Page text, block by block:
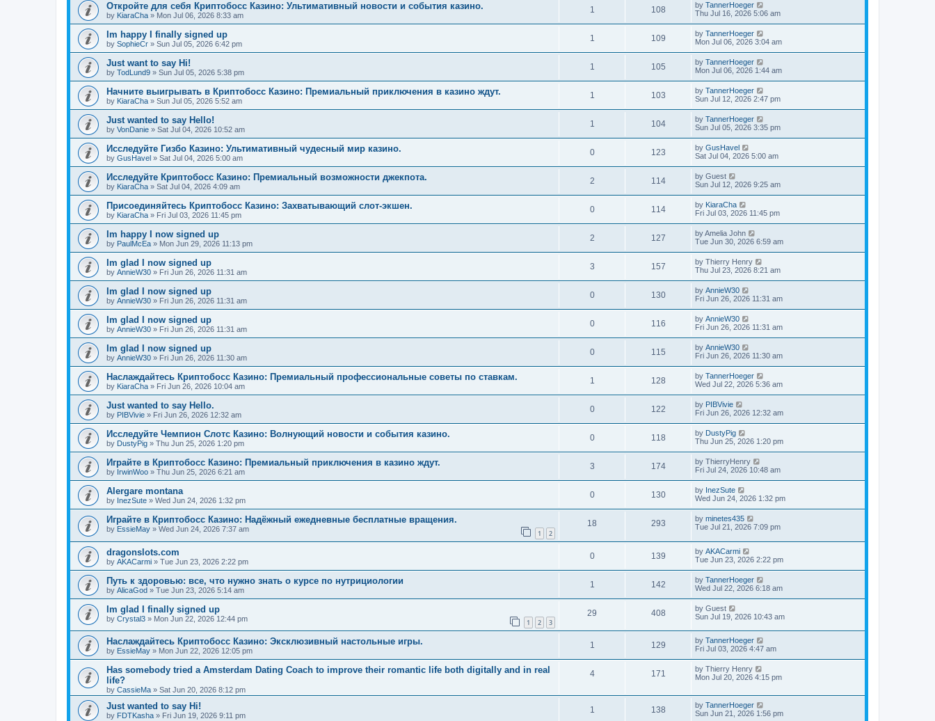
Откройте для себя Криптобосс Казино: Ультимативный новости и события казино.
by KiaraCha » Mon Jul 06, 2026 8:33 am
1 108 by TannerHoeger
Thu Jul 16, 2026 5:06 am
Im happy I finally signed up
by SophieCr » Sun Jul 05, 2026 6:42 pm
1 109 by TannerHoeger
Mon Jul 06, 2026 3:04 am
Just want to say Hi!
by TodLund9 » Sun Jul 05, 2026 5:38 pm
1 105 by TannerHoeger
Mon Jul 06, 2026 1:44 am
Начните выигрывать в Криптобосс Казино: Премиальный приключения в казино ждут.
by KiaraCha » Sun Jul 05, 2026 5:52 am
1 103 by TannerHoeger
Sun Jul 12, 2026 2:47 pm
Just wanted to say Hello!
by VonDanie » Sat Jul 04, 2026 10:52 am
1 104 by TannerHoeger
Sun Jul 05, 2026 3:35 pm
Исследуйте Гизбо Казино: Ультимативный чудесный мир казино.
by GusHavel » Sat Jul 04, 2026 5:00 am
0 123 by GusHavel
Sat Jul 04, 2026 5:00 am
Исследуйте Криптобосс Казино: Премиальный возможности джекпота.
by KiaraCha » Sat Jul 04, 2026 4:09 am
2 114 by Guest
Sun Jul 12, 2026 9:25 am
Присоединяйтесь Криптобосс Казино: Захватывающий слот-экшен.
by KiaraCha » Fri Jul 03, 2026 11:45 pm
0 114 by KiaraCha
Fri Jul 03, 2026 11:45 pm
Im happy I now signed up
by PaulMcEa » Mon Jun 29, 2026 11:13 pm
2 127 byAmelia John
Tue Jun 30, 2026 6:59 am
Im glad I now signed up
by AnnieW30 » Fri Jun 26, 2026 11:31 am
3 157 by Thierry Henry
Thu Jul 23, 2026 8:21 am
Im glad I now signed up
by AnnieW30 » Fri Jun 26, 2026 11:31 am
0 130 by AnnieW30
Fri Jun 26, 2026 11:31 am
Im glad I now signed up
by AnnieW30 » Fri Jun 26, 2026 11:31 am
0 116 by AnnieW30
Fri Jun 26, 2026 11:31 am
Im glad I now signed up
by AnnieW30 » Fri Jun 26, 2026 11:30 am
0 115 by AnnieW30
Fri Jun 26, 2026 11:30 am
Наслаждайтесь Криптобосс Казино: Премиальный профессиональные советы по ставкам.
by KiaraCha » Fri Jun 26, 2026 10:04 am
1 128 by TannerHoeger
Wed Jul 22, 2026 5:36 am
Just wanted to say Hello.
by PIBVivie » Fri Jun 26, 2026 12:32 am
0 122 by PIBVivie
Fri Jun 26, 2026 12:32 am
Исследуйте Чемпион Слотс Казино: Волнующий новости и события казино.
by DustyPig » Thu Jun 25, 2026 1:20 pm
0 118 by DustyPig
Thu Jun 25, 2026 1:20 pm
Играйте в Криптобосс Казино: Премиальный приключения в казино ждут.
by IrwinWoo » Thu Jun 25, 2026 6:21 am
3 174 by ThierryHenry
Fri Jul 24, 2026 10:48 am
Alergare montana
by InezSute » Wed Jun 24, 2026 1:32 pm
0 130 by InezSute
Wed Jun 24, 2026 1:32 pm
Играйте в Криптобосс Казино: Надёжный ежедневные бесплатные вращения.
by EssieMay » Wed Jun 24, 2026 7:37 am 1 2
18 293 by minetes435
Tue Jul 21, 2026 7:09 pm
dragonslots.com
by AKACarmi » Tue Jun 23, 2026 2:22 pm
0 139 by AKACarmi
Tue Jun 23, 2026 2:22 pm
Путь к здоровью: все, что нужно знать о курсе по нутрициологии
by AlicaGod » Tue Jun 23, 2026 5:14 am
1 142 by TannerHoeger
Wed Jul 22, 2026 6:18 am
Im glad I finally signed up
by Crystal3 » Mon Jun 22, 2026 12:44 pm 1 2 3
29 408 by Guest
Sun Jul 19, 2026 10:43 am
Наслаждайтесь Криптобосс Казино: Эксклюзивный настольные игры.
by EssieMay » Mon Jun 22, 2026 12:05 pm
1 129 by TannerHoeger
Fri Jul 03, 2026 4:47 am
Has somebody tried a Amsterdam Dating Coach to improve their romantic life both digitally and in real
life?
by CassieMa » Sat Jun 20, 2026 8:12 pm
4 171 by Thierry Henry
Mon Jul 20, 2026 4:15 pm
Just wanted to say Hi!
by FDTKasha » Fri Jun 19, 2026 9:11 pm
1 138 by TannerHoeger
Sun Jun 21, 2026 1:56 pm